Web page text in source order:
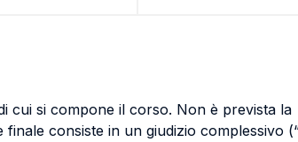
cui si compone il corso. Non è prevista la
consiste in un giudizio complessivo